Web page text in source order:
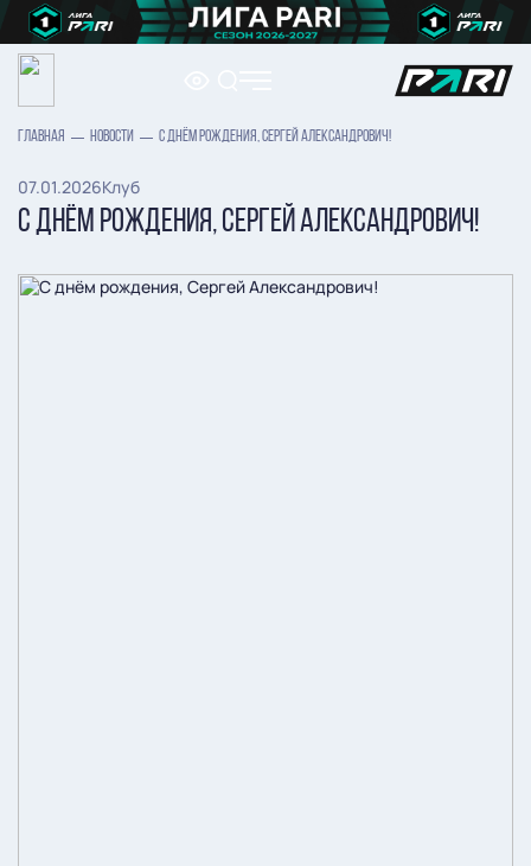
ГЛАВНАЯ НОВОСТИ С ДНЁМ РОЖДЕНИЯ, СЕРГЕЙ АЛЕКСАНДРОВИЧ!
07.01.2026Клуб
С ДНЁМ РОЖДЕНИЯ, СЕРГЕЙ АЛЕКСАНДРОВИЧ!